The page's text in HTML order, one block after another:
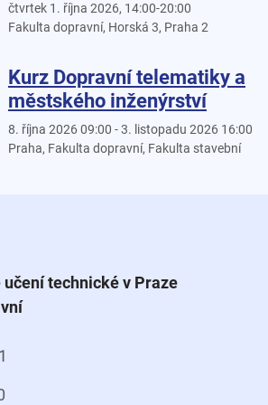
čtvrtek 1. října 2026, 14:00-20:00
Fakulta dopravní, Horská 3, Praha 2
Kurz Dopravní telematiky a
městského inženýrství
8. října 2026 09:00 - 3. listopadu 2026 16:00
Praha, Fakulta dopravní, Fakulta stavební
učení technické v Praze